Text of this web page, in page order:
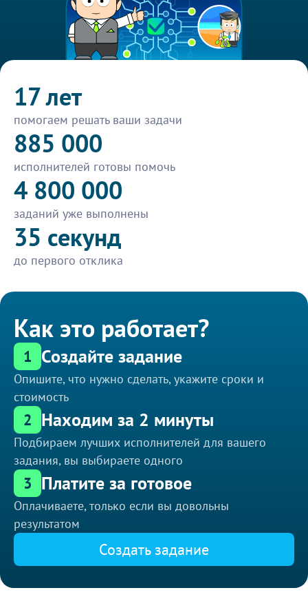
17 лет
помогаем решать ваши задачи
885 000
исполнителей готовы помочь
4 800 000
заданий уже выполнены
35 секунд
до первого отклика
Как это работает?
1 Создайте задание
Опишите, что нужно сделать, укажите сроки и
стоимость
2 Находим за 2 минуты
Подбираем лучших исполнителей для вашего
задания, вы выбираете одного
3 Платите за готовое
Оплачиваете, только если вы довольны
результатом
Создать задание